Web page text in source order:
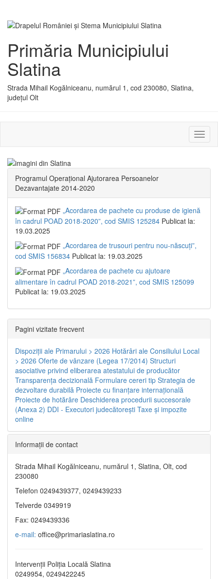
Primăria Municipiului
Slatina
Strada Mihail Kogălniceanu, numărul 1, cod 230080, Slatina,
județul Olt
sau
Programul Operațional Ajutorarea Persoanelor
Dezavantajate 2014-2020
„Acordarea de pachete cu produse de igienă
în cadrul POAD 2018-2020”, cod SMIS 125284 Publicat la:
19.03.2025
„Acordarea de trusouri pentru nou-născuți”,
cod SMIS 156834 Publicat la: 19.03.2025
„Acordarea de pachete cu ajutoare
alimentare în cadrul POAD 2018-2021”, cod SMIS 125099
Publicat la: 19.03.2025
Pagini vizitate frecvent
Dispoziţii ale Primarului > 2026 Hotărâri ale Consiliului Local
> 2026 Oferte de vânzare (Legea 17/2014) Structuri
asociative privind eliberarea atestatului de producător
Transparenţa decizională Formulare cereri tip Strategia de
dezvoltare durabilă Proiecte cu finanţare internaţională
Proiecte de hotărâre Deschiderea procedurii succesorale
(Anexa 2) DDI - Executori judecătorești Taxe şi impozite
online
Informaţii de contact
Strada Mihail Kogălniceanu, numărul 1, Slatina, Olt, cod
230080
Telefon 0249439377, 0249439233
Telverde 0349919
Fax: 0249439336
e-mail: office@primariaslatina.ro
Intervenții Poliția Locală Slatina
0249954, 0249422245